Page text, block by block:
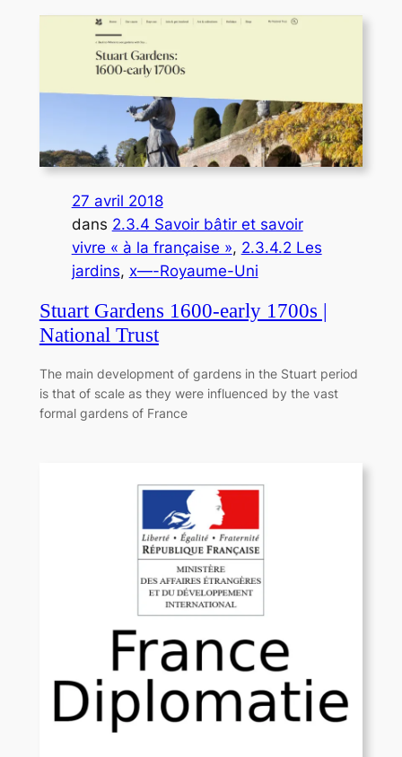
27 avril 2018
dans 2.3.4 Savoir bâtir et savoir
vivre « à la française », 2.3.4.2 Les
jardins, x—-Royaume-Uni
Stuart Gardens 1600-early 1700s |
National Trust
The main development of gardens in the Stuart period
is that of scale as they were influenced by the vast
formal gardens of France